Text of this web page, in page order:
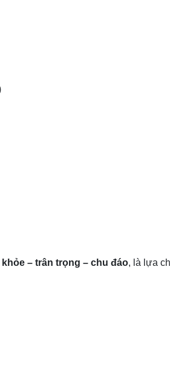
– trân trọng – chu đáo, là lựa